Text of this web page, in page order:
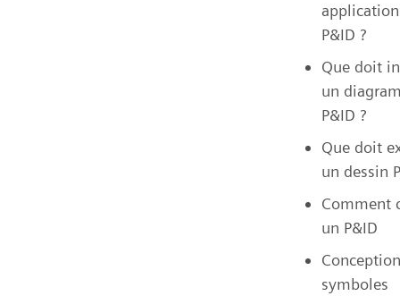
P&ID ?
Que doit
un
P&ID ?
Que doit
un dessin
Comment
un P&ID
symboles